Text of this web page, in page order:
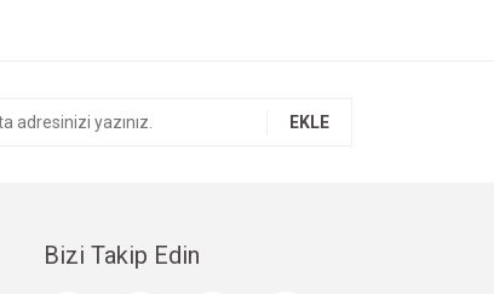
EKLE
Bizi Takip Edin